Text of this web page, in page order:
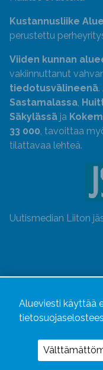
Kustannusliike
perustettu
Viiden kunnan
vakiinnuttanut
tiedotusvälineenä
Sastamalassa,
Säkylässä ja
33 000, tavoittaa
tilattavaa lehteä.
Uutismedian Liiton
Alueviesti käyttää